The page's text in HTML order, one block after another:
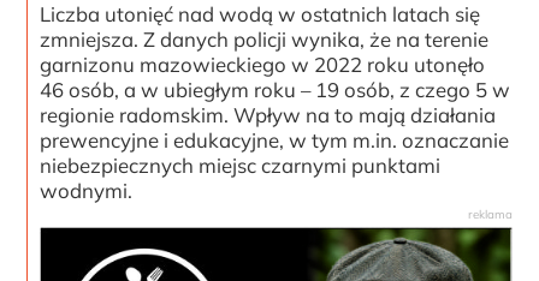
Liczba utonięć nad wodą w ostatnich latach się
zmniejsza. Z danych policji wynika, że na terenie
garnizonu mazowieckiego w 2022 roku utonęło
46 osób, a w ubiegłym roku – 19 osób, z czego 5 w
regionie radomskim. Wpływ na to mają działania
prewencyjne i edukacyjne, w tym m.in. oznaczanie
niebezpiecznych miejsc czarnymi punktami
wodnymi.